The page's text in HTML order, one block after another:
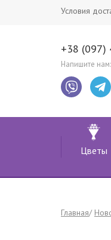
Условия
+38 (097)
Напишите нам:
Цветы
Главная